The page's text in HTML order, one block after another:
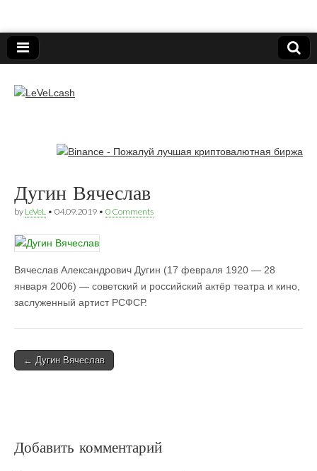
LeVeLcash
Дугин Вячеслав
by LeVeL • 04.09.2019 • 0 Comments
Вячеслав Александрович Дугин (17 февраля 1920 — 28
января 2006) — советский и российский актёр театра и кино,
заслуженный артист РСФСР.
Post
← Дугин Вячеслав
Добавить комментарий